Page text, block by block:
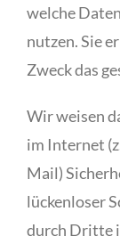
welche
nutzen. Sie
Zweck das
Wir weisen
im Internet
Mail)
lückenloser
durch Dritte